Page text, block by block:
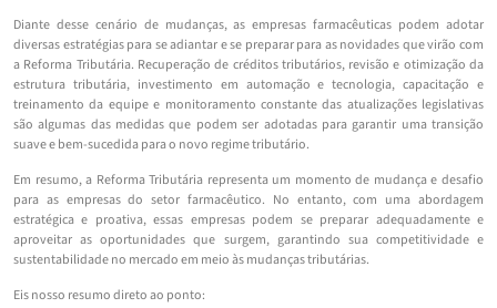
Diante desse cenário de mudanças, as empresas farmacêuticas podem adotar
diversas estratégias para se adiantar e se preparar para as novidades que virão com
a Reforma Tributária. Recuperação de créditos tributários, revisão e otimização da
estrutura tributária, investimento em automação e tecnologia, capacitação e
treinamento da equipe e monitoramento constante das atualizações legislativas
são algumas das medidas que podem ser adotadas para garantir uma transição
suave e bem-sucedida para o novo regime tributário.
Em resumo, a Reforma Tributária representa um momento de mudança e desafio
para as empresas do setor farmacêutico. No entanto, com uma abordagem
estratégica e proativa, essas empresas podem se preparar adequadamente e
aproveitar as oportunidades que surgem, garantindo sua competitividade e
sustentabilidade no mercado em meio às mudanças tributárias.
Eis nosso resumo direto ao ponto: